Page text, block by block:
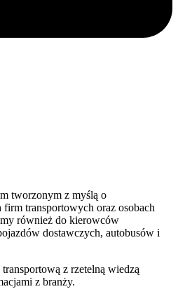
tworzonym z myślą o
firm transportowych oraz osobach
również do kierowców
dostawczych, autobusów i
z rzetelną wiedzą
z branży.